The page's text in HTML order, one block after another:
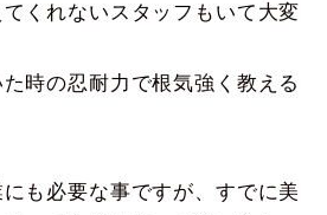
くれないスタッフもいて大変
時の忍耐力で根気強く教える
も必要な事ですが、すでに美